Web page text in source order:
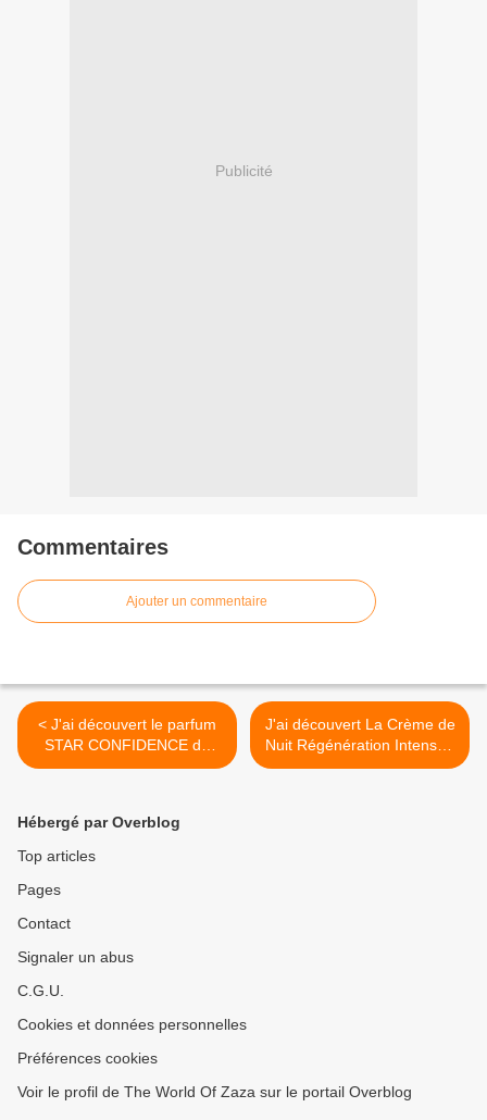
Publicité
Commentaires
Ajouter un commentaire
< J'ai découvert le parfum
STAR CONFIDENCE de
charlotte tibury
J'ai découvert La Crème de
Nuit Régénération Intense -
MINIS ICONIQUES. >
Hébergé par Overblog
Top articles
Pages
Contact
Signaler un abus
C.G.U.
Cookies et données personnelles
Préférences cookies
Voir le profil de The World Of Zaza sur le portail Overblog